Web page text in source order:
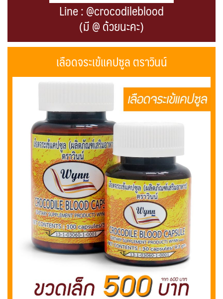
Line : @crocodileblood
(มี @ ด้วยนะคะ)
เลือดจระเข้แคปซูล ตราวินน์